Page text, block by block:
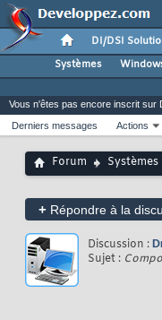
DI/DSI
Systèmes
Vous n'êtes pas encore inscrit sur
Derniers messages
Actions
Forum Systèmes
+ Répondre à la
Discussion :
Sujet :